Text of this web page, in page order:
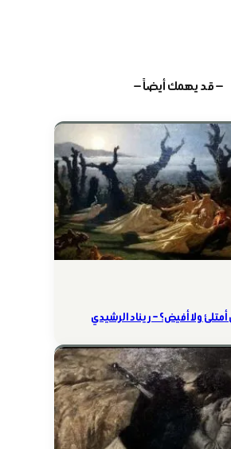
— قد يهمك أيضاً —
ولا أفيض؟ – ريناد الرشيدي